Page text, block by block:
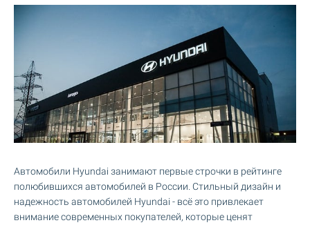
Автомобили Hyundai занимают первые строчки в рейтинге
полюбившихся автомобилей в России. Стильный дизайн и
надежность автомобилей Hyundai - всё это привлекает
внимание современных покупателей, которые ценят